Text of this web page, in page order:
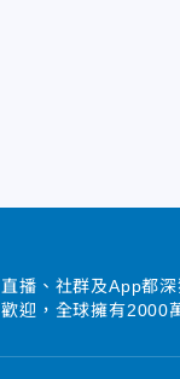
播、社群及App都
迎，全球擁有2000